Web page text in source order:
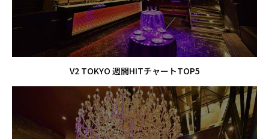
V2 TOKYO 週間HITチャートTOP5